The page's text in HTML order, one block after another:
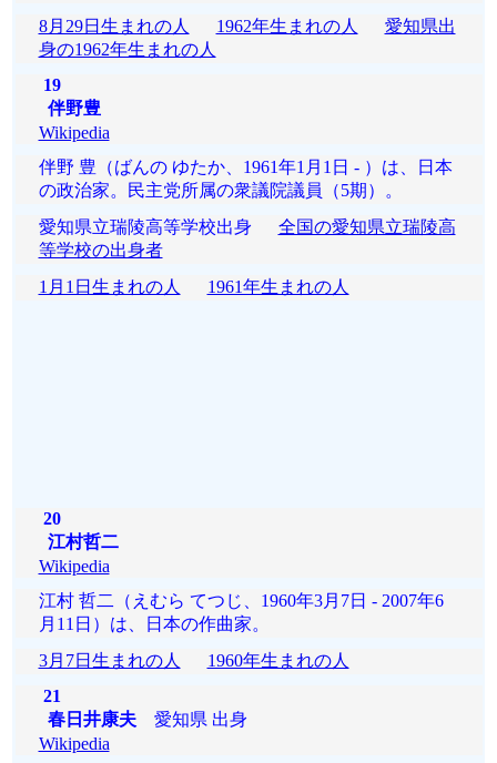
8月29日生まれの人
1962年生まれの人
愛知県出
身の1962年生まれの人
19
伴野豊
Wikipedia
伴野 豊（ばんの ゆたか、1961年1月1日 - ）は、日本
の政治家。民主党所属の衆議院議員（5期）。
愛知県立瑞陵高等学校出身 全国の愛知県立瑞陵高
等学校の出身者
1月1日生まれの人
1961年生まれの人
20
江村哲二
Wikipedia
江村 哲二（えむら てつじ、1960年3月7日 - 2007年6
月11日）は、日本の作曲家。
3月7日生まれの人
1960年生まれの人
21
春日井康夫愛知県 出身
Wikipedia